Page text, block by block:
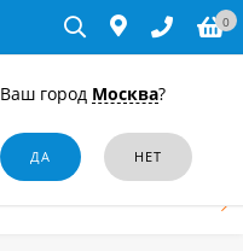
Ваш город Москва?
0